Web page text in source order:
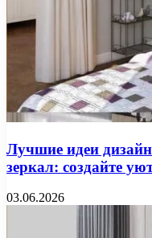
Лучшие идеи
зеркал: создайте
03.06.2026